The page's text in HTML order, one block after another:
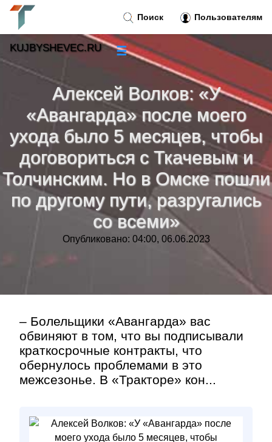
Алексей Волков: «У
«Авангарда» после моего
ухода было 5 месяцев, чтобы
договориться с Ткачевым и
Толчинским. Но в Омске пошли
по другому пути, разругались
со всеми»
Опубликовано: 04:00, 06.06.2023
– Болельщики «Авангарда» вас
обвиняют в том, что вы подписывали
краткосрочные контракты, что
обернулось проблемами в это
межсезонье. В «Тракторе» кон...
Поиск Пользователям
KUJBYSHEVEC.RU ☰
Тренды новостей»
Рубрики »
Контакт »